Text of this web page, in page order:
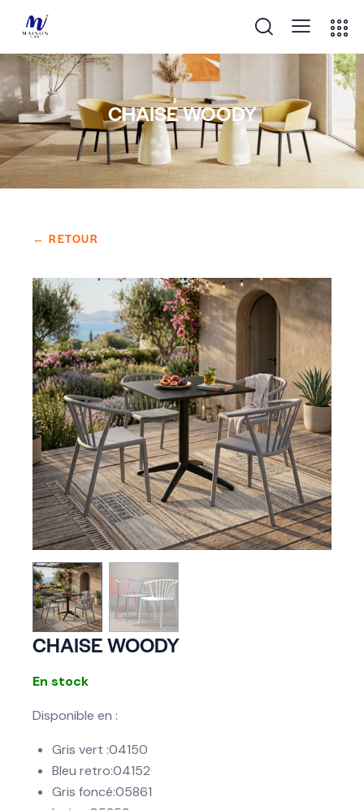
CHAISE WOODY
← RETOUR
CHAISE WOODY
En stock
Disponible en :
Gris vert :04150
Bleu retro:04152
Gris foncé:05861